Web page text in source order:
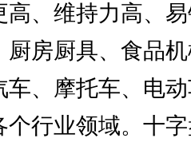
、维持力高、易
房厨具、食品
、摩托车、电
行业领域。十